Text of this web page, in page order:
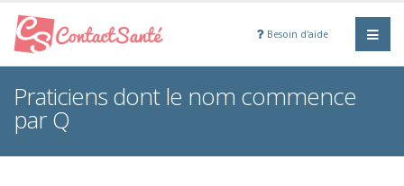
Besoin d'aide
Praticiens dont le nom commence
par Q